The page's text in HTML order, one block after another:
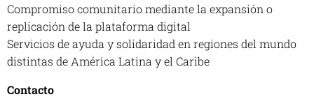
Compromiso comunitario mediante la expansión o
replicación de la plataforma digital
Servicios de ayuda y solidaridad en regiones del mundo
distintas de América Latina y el Caribe
Contacto